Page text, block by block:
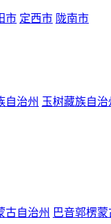
市 定西市 陇南市
自治州 玉树藏族自治
古自治州 巴音郭楞蒙